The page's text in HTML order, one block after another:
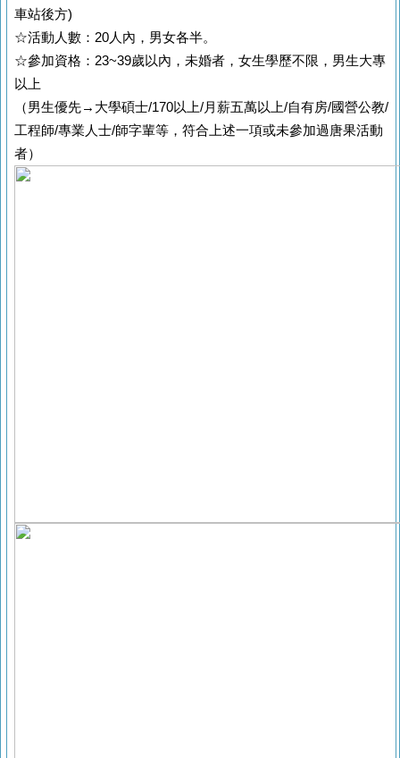
車站後方)
☆活動人數：20人內，男女各半。
☆參加資格：23~39歲以內，未婚者，女生學歷不限，男生大專
以上
（男生優先→大學碩士/170以上/月薪五萬以上/自有房/國營公教/
工程師/專業人士/師字輩等，符合上述一項或未參加過唐果活動
者）